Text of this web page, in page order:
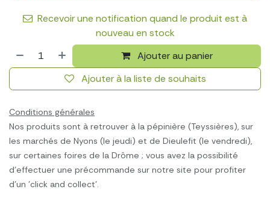
Recevoir une notification quand le produit est à
nouveau en stock
Ajouter au panier
Ajouter à la liste de souhaits
Conditions générales
Nos produits sont à retrouver à la pépinière (Teyssières), sur
les marchés de Nyons (le jeudi) et de Dieulefit (le vendredi),
sur certaines foires de la Drôme ; vous avez la possibilité
d'effectuer une précommande sur notre site pour profiter
d'un 'click and collect'.